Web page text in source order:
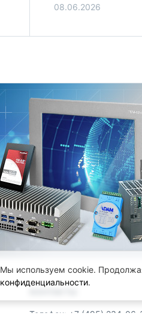
08.06.2026
Телефон: +7 (495) 234-06-
Мы используем cookie.
конфиденциальности.